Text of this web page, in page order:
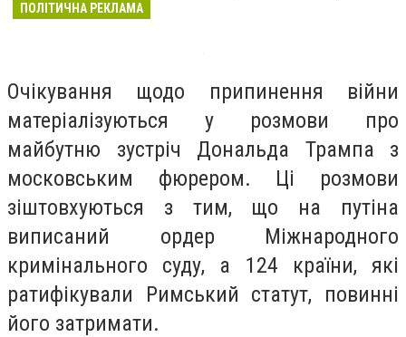
ПОЛІТИЧНА РЕКЛАМА
Очікування щодо припинення війни
матеріалізуються у розмови про
майбутню зустріч Дональда Трампа з
московським фюрером. Ці розмови
зіштовхуються з тим, що на путіна
виписаний ордер Міжнародного
кримінального суду, а 124 країни, які
ратифікували Римський статут, повинні
його затримати.